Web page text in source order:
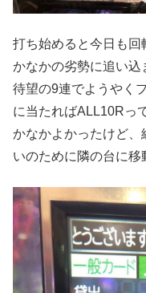
打ち始めると今日も
かなかの劣勢に追い込
待望の9連でようやく
に当たればALL10Rっ
かなかよかったけど、
いのために隣の台に移